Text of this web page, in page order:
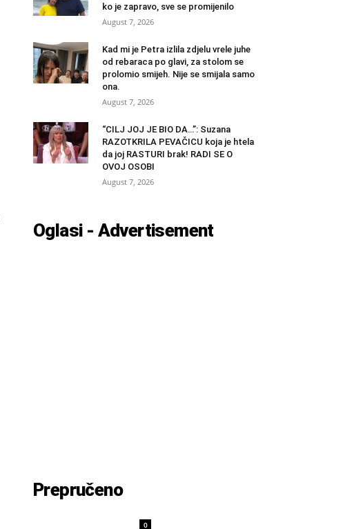
ko je zapravo, sve se promijenilo
August 7, 2026
Kad mi je Petra izlila zdjelu vrele juhe
od rebaraca po glavi, za stolom se
prolomio smijeh. Nije se smijala samo
ona.
August 7, 2026
“CILJ JOJ JE BIO DA…”: Suzana
RAZOTKRILA PEVAČICU koja je htela
da joj RASTURI brak! RADI SE O
OVOJ OSOBI
August 7, 2026
Oglasi - Advertisement
Prepručeno
0